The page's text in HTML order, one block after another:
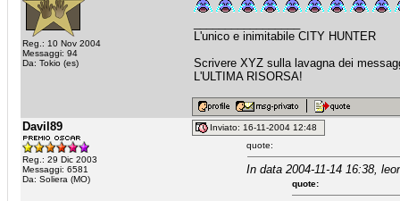
Reg.: 10 Nov 2004
Messaggi: 94
Da: Tokio (es)
L'unico e inimitabile CITY HUNTER
Scrivere XYZ sulla lavagna dei
L'ULTIMA RISORSA!
Davil89
Reg.: 29 Dic 2003
Messaggi: 6581
Da: Soliera (MO)
Inviato: 16-11-2004 12:48
quote:
In data 2004-11-14 16:38,
quote: